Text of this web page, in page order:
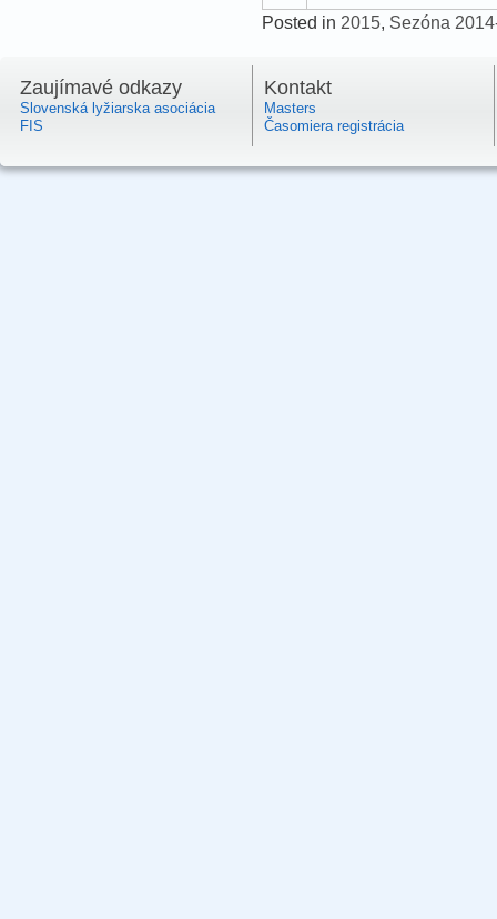
Posted in 2015, Sezóna
Zaujímavé odkazy
Slovenská lyžiarska asociácia
FIS
Kontakt
Masters
Časomiera registrácia